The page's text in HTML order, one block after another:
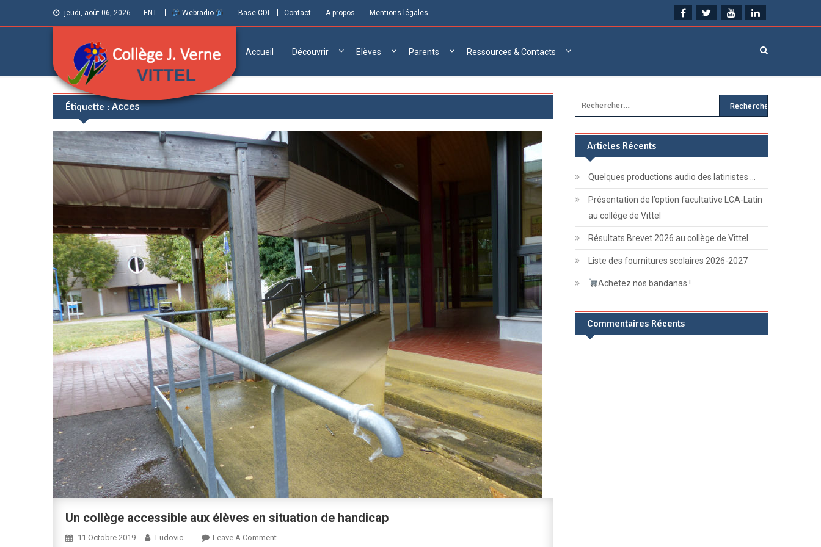
jeudi, août 06, 2026 ENT Webradio Base CDI Contact A propos Mentions légales
Collège Jules
Verne de Vittel
(Vosges)
Informations et ressources pour élèves,
parents et personnels
Accueil Découvrir Elèves Parents Ressources & Contacts
Étiquette : Acces
Un collège accessible aux élèves en situation de handicap
11 Octobre 2019 Ludovic Leave A CommentOn
Rechercher :
Articles Récents
Quelques productions audio des latinistes …
Présentation de l’option facultative LCA-Latin
au collège de Vittel
Résultats Brevet 2026 au collège de Vittel
Liste des fournitures scolaires 2026-2027
Achetez nos bandanas !
Commentaires Récents